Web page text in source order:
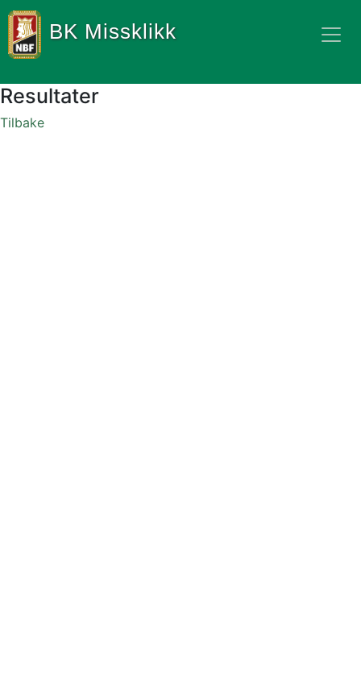
BK Missklikk
Resultater
Tilbake